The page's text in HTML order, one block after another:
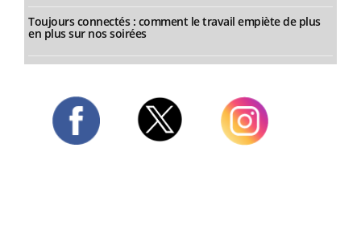
Toujours connectés : comment le travail empiète de plus
en plus sur nos soirées